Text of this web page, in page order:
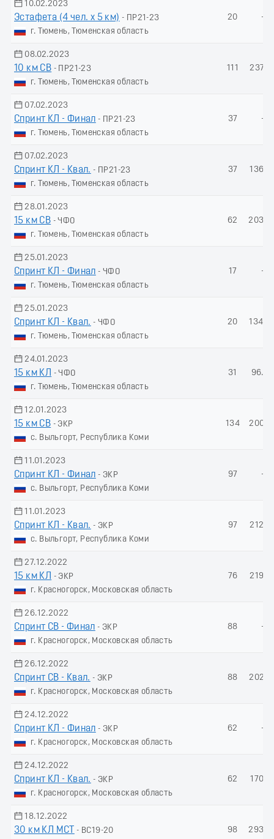
10.02.2023
Эстафета (4 чел. х 5 км) - ПР21-23
г. Тюмень, Тюменская область
20 -
08.02.2023
10 км СВ - ПР21-23
г. Тюмень, Тюменская область
111
07.02.2023
Спринт КЛ - Финал - ПР21-23
г. Тюмень, Тюменская область
37 -
07.02.2023
Спринт КЛ - Квал. - ПР21-23
г. Тюмень, Тюменская область
37
28.01.2023
15 км СВ - ЧФО
г. Тюмень, Тюменская область
62
25.01.2023
Спринт КЛ - Финал - ЧФО
г. Тюмень, Тюменская область
17 -
25.01.2023
Спринт КЛ - Квал. - ЧФО
г. Тюмень, Тюменская область
20
24.01.2023
15 км КЛ
- ЧФО
г. Тюмень, Тюменская область
31 96.29
12.01.2023
15 км СВ - ЭКР
с. Выльгорт, Республика Коми
134
11.01.2023
Спринт КЛ - Финал - ЭКР
с. Выльгорт, Республика Коми
97 -
11.01.2023
Спринт КЛ - Квал. - ЭКР
с. Выльгорт, Республика Коми
97
27.12.2022
15 км КЛ
- ЭКР
г. Красногорск, Московская область
76
26.12.2022
Спринт СВ - Финал - ЭКР
г. Красногорск, Московская область
88 -
26.12.2022
Спринт СВ - Квал. - ЭКР
г. Красногорск, Московская область
88
24.12.2022
Спринт КЛ - Финал - ЭКР
г. Красногорск, Московская область
62 -
24.12.2022
Спринт КЛ - Квал. - ЭКР
г. Красногорск, Московская область
62 170.74
18.12.2022
30 км КЛ МСТ - ВС19-20 98